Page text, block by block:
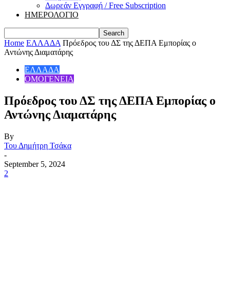
Δωρεάν Εγγραφή / Free Subscription
ΗΜΕΡΟΛΟΓΙΟ
Home ΕΛΛΑΔΑ Πρόεδρος του ΔΣ της ΔΕΠΑ Εμπορίας ο
Αντώνης Διαματάρης
ΕΛΛΑΔΑ
ΟΜΟΓΕΝΕΙΑ
Πρόεδρος του ΔΣ της ΔΕΠΑ Εμπορίας ο
Αντώνης Διαματάρης
By
Του Δημήτρη Τσάκα
-
September 5, 2024
2